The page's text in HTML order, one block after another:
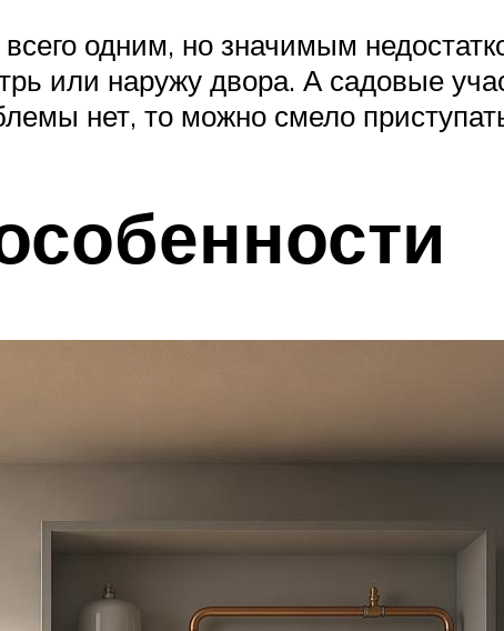
одним, но значимым
или наружу двора. А садовые
нет, то можно смело